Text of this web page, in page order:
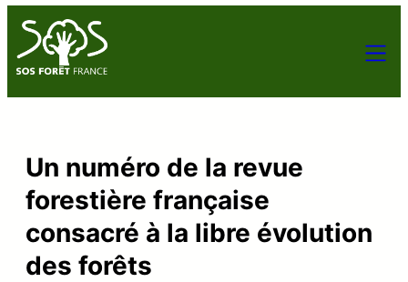
Un numéro de la revue
forestière française
consacré à la libre évolution
des forêts